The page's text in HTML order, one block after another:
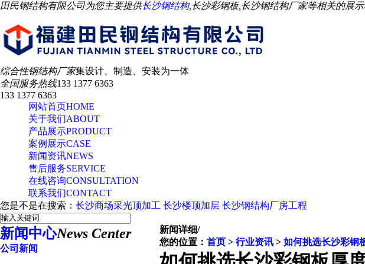
田民钢结构有限公司为您主要提供长沙钢结构,长沙彩钢板,长沙钢结构厂家等相关的展
综合性钢结构厂家集设计、制造、安装为一体
全国服务热线133 1377 6363
133 1377 6363
网站首页HOME
关于我们ABOUT
产品展示PRODUCT
案例展示CASE
新闻资讯NEWS
售后服务SERVICE
在线咨询CONSULTATION
联系我们CONTACT
您是不是在搜索： 长沙商场采光顶加工 长沙楼顶加层 长沙钢结构厂房工程
新闻中心News Center
公司新闻
新闻详细/
您的位置： 首页 > 行业资讯 > 如何挑选长沙彩钢